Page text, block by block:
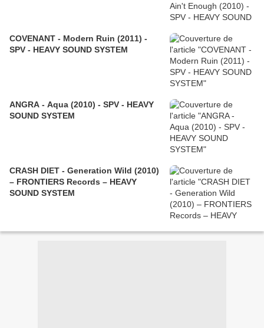
COVENANT - Modern Ruin (2011) -
SPV - HEAVY SOUND SYSTEM
ANGRA - Aqua (2010) - SPV - HEAVY
SOUND SYSTEM
CRASH DIET - Generation Wild (2010)
– FRONTIERS Records – HEAVY
SOUND SYSTEM